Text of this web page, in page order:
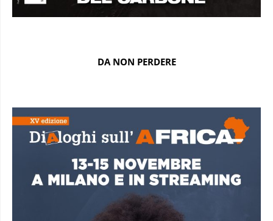
DA NON PERDERE